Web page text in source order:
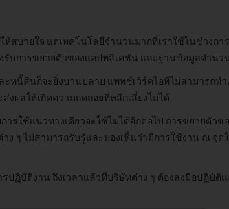
บายใจ แต่เทคโนโลยีจำนวนมากที่เราใช้ในช่วงกา
บการขยายตัวของแอปพลิเคชัน และฐานข้อมูลจำนว
หนี้สินก็จะยิ่งบานปลาย แพทช์เวิร์คไอทีไม่สามารถท
งผลให้เกิดความถดถอยที่หลีกเลี่ยงไม่ได้
รใช้แนวทางเดียวจะใช้ไม่ได้อีกต่อไป การขยายตัว
ๆ ไม่สามารถรับรู้และมองเห็นว่ามีการใช้งาน ณ จุด
ฏิบัติงาน ถึงเวลาแล้วที่บริษัทต่าง ๆ ต้องลงมือปฏิบัติแ